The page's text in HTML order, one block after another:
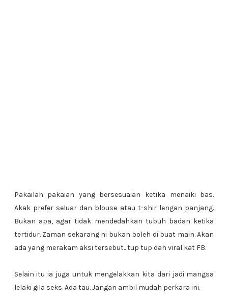
Pakailah pakaian yang bersesuaian ketika menaiki bas.
Akak prefer seluar dan blouse atau t-shir lengan panjang.
Bukan apa, agar tidak mendedahkan tubuh badan ketika
tertidur. Zaman sekarang ni bukan boleh di buat main. Akan
ada yang merakam aksi tersebut.. tup tup dah viral kat FB.
Selain itu ia juga untuk mengelakkan kita dari jadi mangsa
lelaki gila seks. Ada tau. Jangan ambil mudah perkara ini.